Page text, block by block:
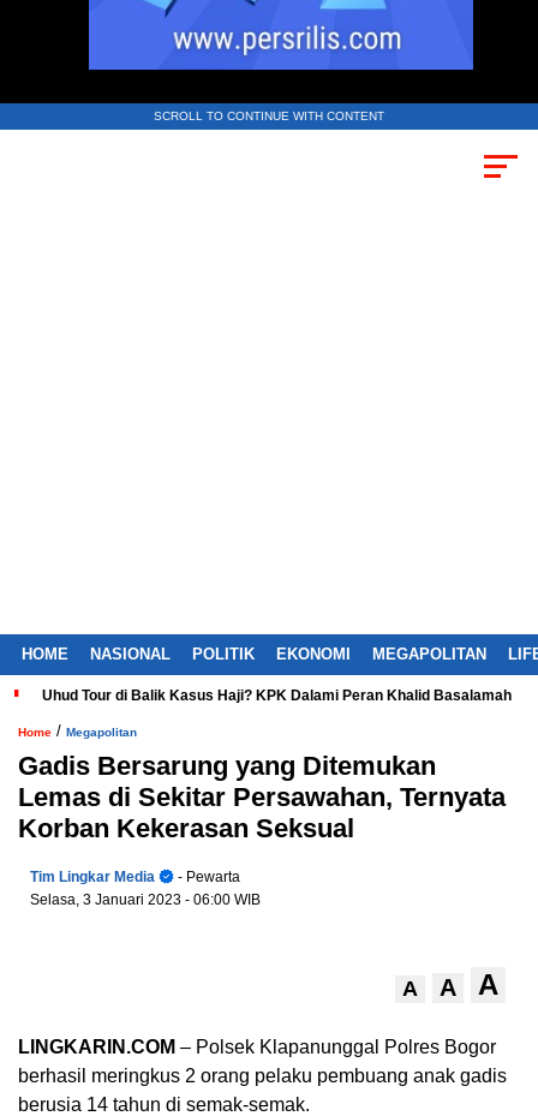
SCROLL TO CONTINUE WITH CONTENT
HOME NASIONAL POLITIK EKONOMI MEGAPOLITAN
Uhud Tour di Balik Kasus Haji? KPK Dalami Peran Khalid Basalamah
Home / Megapolitan
Gadis Bersarung yang Ditemukan
Lemas di Sekitar Persawahan, Ternyata
Korban Kekerasan Seksual
Tim Lingkar Media
- Pewarta
Selasa, 3 Januari 2023 - 06:00 WIB
A A A
LINGKARIN.COM – Polsek Klapanunggal Polres Bogor
berhasil meringkus 2 orang pelaku pembuang anak gadis
berusia 14 tahun di semak-semak.